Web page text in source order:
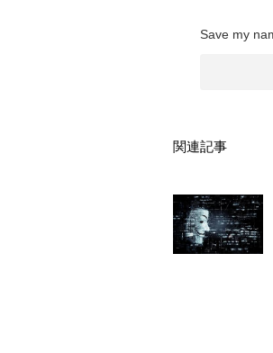
Save my
関連記事